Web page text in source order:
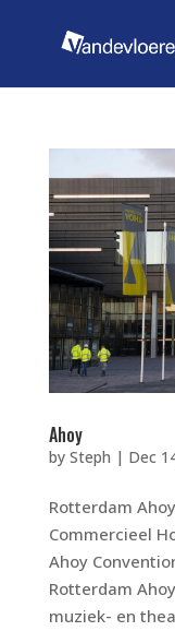
Ahoy
by Steph | Dec
Rotterdam
Commercieel
Ahoy
Rotterdam
muziek- en